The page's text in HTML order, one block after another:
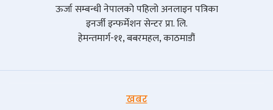
ऊर्जा सम्बन्धी नेपालको पहिलो अनलाइन पत्रिका
इनर्जी इन्फर्मेशन सेन्टर प्रा. लि.
हेमन्तमार्ग-११, बबरमहल, काठमाडौं
खबर